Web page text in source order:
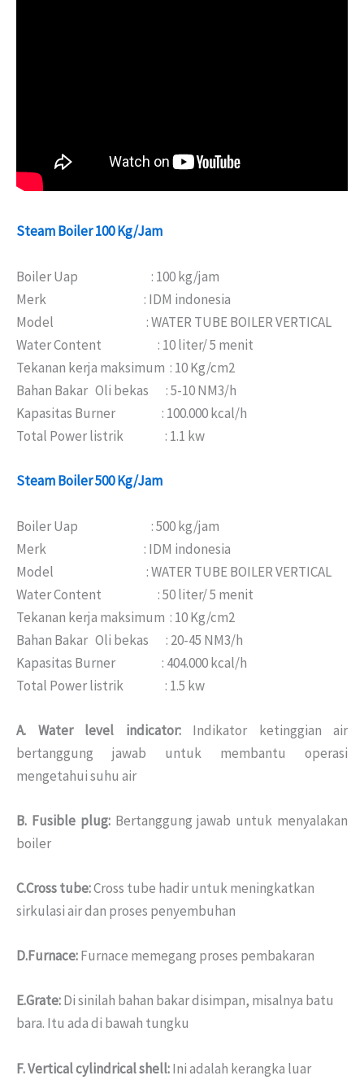
Steam Boiler 100 Kg/Jam
Boiler Uap : 100 kg/jam
Merk : IDM indonesia
Model : WATER TUBE BOILER VERTICAL
Water Content : 10 liter/ 5 menit
Tekanan kerja maksimum : 10 Kg/cm2
Bahan Bakar Oli bekas : 5-10 NM3/h
Kapasitas Burner : 100.000 kcal/h
Total Power listrik : 1.1 kw
Steam Boiler 500 Kg/Jam
Boiler Uap : 500 kg/jam
Merk : IDM indonesia
Model : WATER TUBE BOILER VERTICAL
Water Content : 50 liter/ 5 menit
Tekanan kerja maksimum : 10 Kg/cm2
Bahan Bakar Oli bekas : 20-45 NM3/h
Kapasitas Burner : 404.000 kcal/h
Total Power listrik : 1.5 kw
A. Water level indicator:Indikator ketinggian air
bertanggung jawab untuk membantu operasi
mengetahui suhu air
B. Fusible plug:Bertanggung jawab untuk menyalakan
boiler
C.Cross tube:Cross tube hadir untuk meningkatkan
sirkulasi air dan proses penyembuhan
D.Furnace:Furnace memegang proses pembakaran
E.Grate:Di sinilah bahan bakar disimpan, misalnya batu
bara. Itu ada di bawah tungku
F. Vertical cylindrical shell:Ini adalah kerangka luar